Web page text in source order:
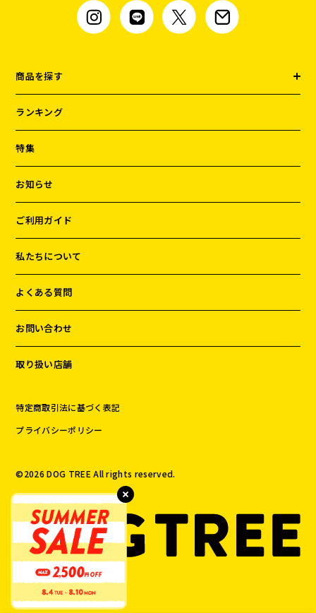
商品を探す
ランキング
特集
お知らせ
ご利用ガイド
私たちについて
よくある質問
お問い合わせ
取り扱い店舗
特定商取引法に基づく表記
プライバシーポリシー
©️2026 DOG TREE All rights reserved.